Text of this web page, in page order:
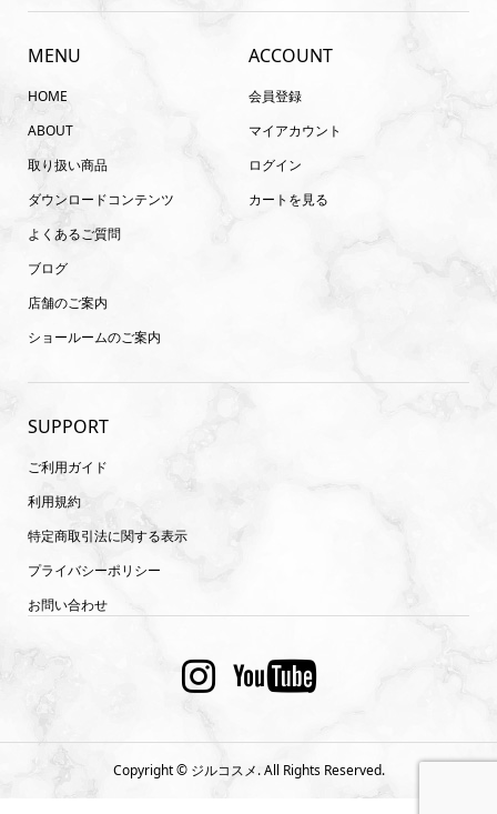
MENU
HOME
ABOUT
取り扱い商品
ダウンロードコンテンツ
よくあるご質問
ブログ
店舗のご案内
ショールームのご案内
ACCOUNT
会員登録
マイアカウント
ログイン
カートを見る
SUPPORT
ご利用ガイド
利用規約
特定商取引法に関する表示
プライバシーポリシー
お問い合わせ
Copyright ©ジルコスメ. All Rights Reserved.